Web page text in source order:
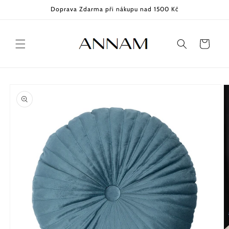
Doprava Zdarma při nákupu nad 1500 Kč
Košík
informace
o
produktu